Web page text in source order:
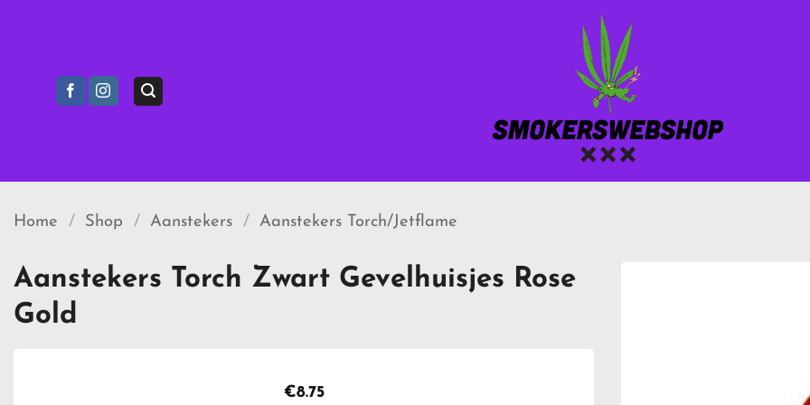
Home / Shop / Aanstekers / Aanstekers Torch/Jetflame
Aanstekers Torch Zwart Gevelhuisjes Rose
Gold
€8.75